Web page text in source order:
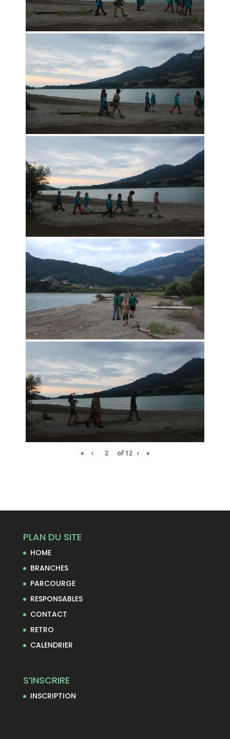
« ‹ of 12 › »
PLAN DU SITE
HOME
BRANCHES
PARCOURGE
RESPONSABLES
CONTACT
RETRO
CALENDRIER
S’INSCRIRE
INSCRIPTION